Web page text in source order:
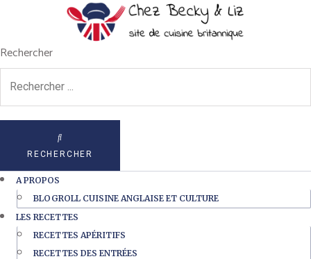
Rechercher
RECHERCHER
A PROPOS
BLOGROLL CUISINE ANGLAISE ET CULTURE
LES RECETTES
RECETTES APÉRITIFS
RECETTES DES ENTRÉES